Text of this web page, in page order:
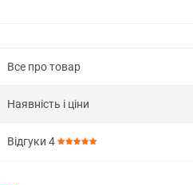
Все про товар
Наявність і ціни
Відгуки 4